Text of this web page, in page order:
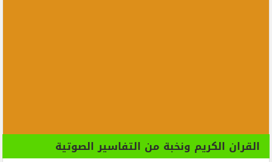
القران الكريم ونخبة من التفاسير الصوتية